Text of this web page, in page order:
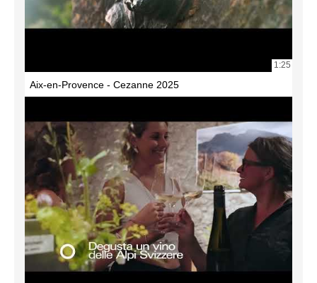
1:25
Aix-en-Provence - Cezanne 2025